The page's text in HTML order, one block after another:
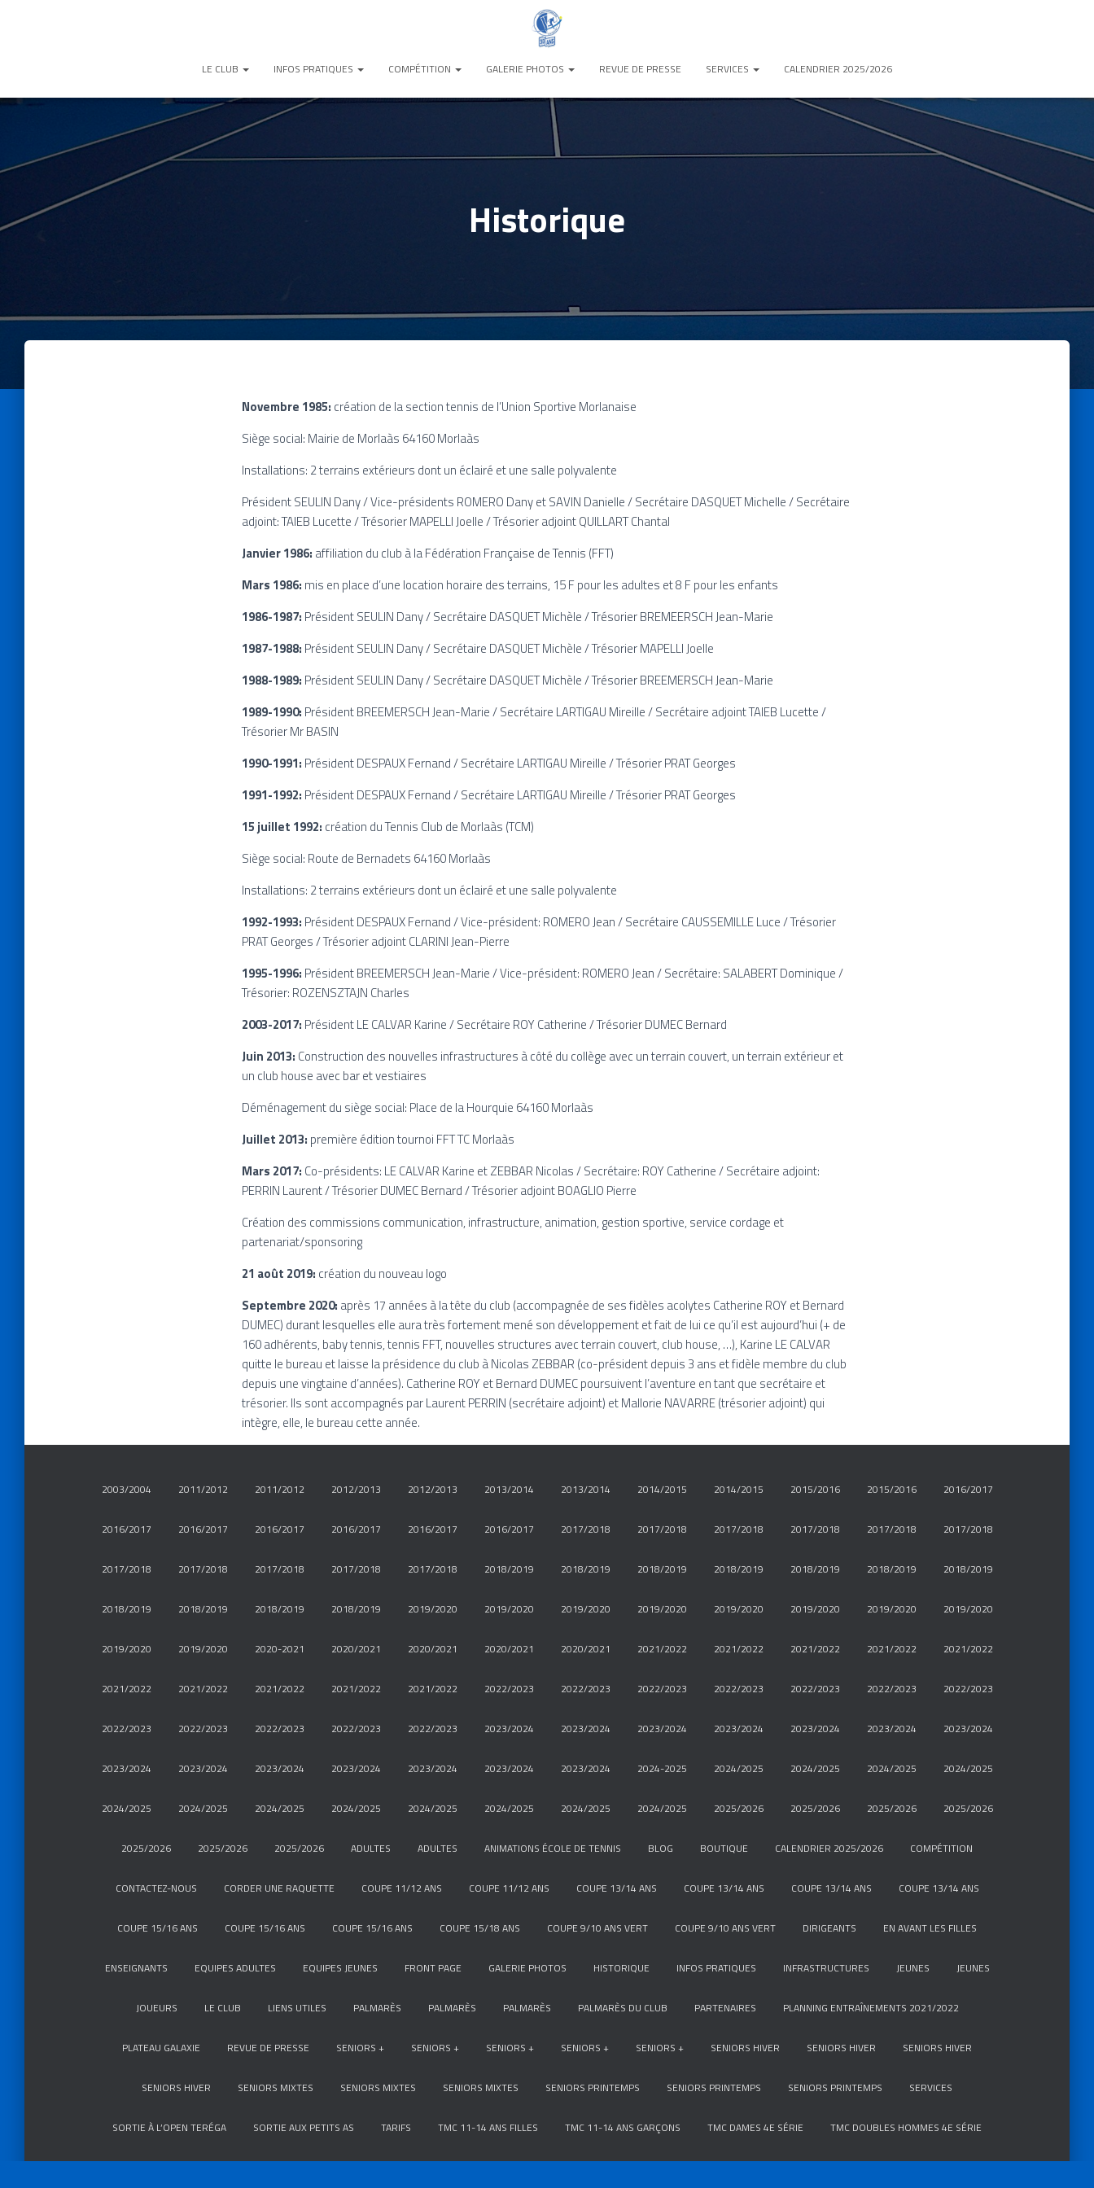
LE CLUB INFOS PRATIQUES COMPÉTITION GALERIE PHOTOS REVUE DE PRESSE SERVICES CALENDRIER 2025/2026
Historique
Novembre 1985: création de la section tennis de l’Union Sportive Morlanaise
Siège social: Mairie de Morlaàs 64160 Morlaàs
Installations: 2 terrains extérieurs dont un éclairé et une salle polyvalente
Président SEULIN Dany / Vice-présidents ROMERO Dany et SAVIN Danielle / Secrétaire DASQUET Michelle / Secrétaire
adjoint: TAIEB Lucette / Trésorier MAPELLI Joelle / Trésorier adjoint QUILLART Chantal
Janvier 1986: affiliation du club à la Fédération Française de Tennis (FFT)
Mars 1986: mis en place d’une location horaire des terrains, 15 F pour les adultes et 8 F pour les enfants
1986-1987: Président SEULIN Dany / Secrétaire DASQUET Michèle / Trésorier BREMEERSCH Jean-Marie
1987-1988: Président SEULIN Dany / Secrétaire DASQUET Michèle / Trésorier MAPELLI Joelle
1988-1989: Président SEULIN Dany / Secrétaire DASQUET Michèle / Trésorier BREEMERSCH Jean-Marie
1989-1990: Président BREEMERSCH Jean-Marie / Secrétaire LARTIGAU Mireille / Secrétaire adjoint TAIEB Lucette /
Trésorier Mr BASIN
1990-1991: Président DESPAUX Fernand / Secrétaire LARTIGAU Mireille / Trésorier PRAT Georges
1991-1992: Président DESPAUX Fernand / Secrétaire LARTIGAU Mireille / Trésorier PRAT Georges
15 juillet 1992: création du Tennis Club de Morlaàs (TCM)
Siège social: Route de Bernadets 64160 Morlaàs
Installations: 2 terrains extérieurs dont un éclairé et une salle polyvalente
1992-1993: Président DESPAUX Fernand / Vice-président: ROMERO Jean / Secrétaire CAUSSEMILLE Luce / Trésorier
PRAT Georges / Trésorier adjoint CLARINI Jean-Pierre
1995-1996: Président BREEMERSCH Jean-Marie / Vice-président: ROMERO Jean / Secrétaire: SALABERT Dominique /
Trésorier: ROZENSZTAJN Charles
2003-2017: Président LE CALVAR Karine / Secrétaire ROY Catherine / Trésorier DUMEC Bernard
Juin 2013: Construction des nouvelles infrastructures à côté du collège avec un terrain couvert, un terrain extérieur et
un club house avec bar et vestiaires
Déménagement du siège social: Place de la Hourquie 64160 Morlaàs
Juillet 2013: première édition tournoi FFT TC Morlaàs
Mars 2017: Co-présidents: LE CALVAR Karine et ZEBBAR Nicolas / Secrétaire: ROY Catherine / Secrétaire adjoint:
PERRIN Laurent / Trésorier DUMEC Bernard / Trésorier adjoint BOAGLIO Pierre
Création des commissions communication, infrastructure, animation, gestion sportive, service cordage et
partenariat/sponsoring
21 août 2019: création du nouveau logo
Septembre 2020: après 17 années à la tête du club (accompagnée de ses fidèles acolytes Catherine ROY et Bernard
DUMEC) durant lesquelles elle aura très fortement mené son développement et fait de lui ce qu’il est aujourd’hui (+ de
160 adhérents, baby tennis, tennis FFT, nouvelles structures avec terrain couvert, club house, …), Karine LE CALVAR
quitte le bureau et laisse la présidence du club à Nicolas ZEBBAR (co-président depuis 3 ans et fidèle membre du club
depuis une vingtaine d’années). Catherine ROY et Bernard DUMEC poursuivent l’aventure en tant que secrétaire et
trésorier. Ils sont accompagnés par Laurent PERRIN (secrétaire adjoint) et Mallorie NAVARRE (trésorier adjoint) qui
intègre, elle, le bureau cette année.
2003/2004 2011/2012 2011/2012 2012/2013 2012/2013 2013/2014 2013/2014 2014/2015 2014/2015 2015/2016 2015/2016 2016/2017
2016/2017 2016/2017 2016/2017 2016/2017 2016/2017 2016/2017 2017/2018 2017/2018 2017/2018 2017/2018 2017/2018 2017/2018
2017/2018 2017/2018 2017/2018 2017/2018 2017/2018 2018/2019 2018/2019 2018/2019 2018/2019 2018/2019 2018/2019 2018/2019
2018/2019 2018/2019 2018/2019 2018/2019 2019/2020 2019/2020 2019/2020 2019/2020 2019/2020 2019/2020 2019/2020 2019/2020
2019/2020 2019/2020 2020-2021 2020/2021 2020/2021 2020/2021 2020/2021 2021/2022 2021/2022 2021/2022 2021/2022 2021/2022
2021/2022 2021/2022 2021/2022 2021/2022 2021/2022 2022/2023 2022/2023 2022/2023 2022/2023 2022/2023 2022/2023 2022/2023
2022/2023 2022/2023 2022/2023 2022/2023 2022/2023 2023/2024 2023/2024 2023/2024 2023/2024 2023/2024 2023/2024 2023/2024
2023/2024 2023/2024 2023/2024 2023/2024 2023/2024 2023/2024 2023/2024 2024-2025 2024/2025 2024/2025 2024/2025 2024/2025
2024/2025 2024/2025 2024/2025 2024/2025 2024/2025 2024/2025 2024/2025 2024/2025 2025/2026 2025/2026 2025/2026 2025/2026
2025/2026 2025/2026 2025/2026 ADULTES ADULTES ANIMATIONS ÉCOLE DE TENNIS BLOG BOUTIQUE CALENDRIER 2025/2026 COMPÉTITION
CONTACTEZ-NOUS CORDER UNE RAQUETTE COUPE 11/12 ANS COUPE 11/12 ANS COUPE 13/14 ANS COUPE 13/14 ANS COUPE 13/14 ANS COUPE 13/14 ANS
COUPE 15/16 ANS COUPE 15/16 ANS COUPE 15/16 ANS COUPE 15/18 ANS COUPE 9/10 ANS VERT COUPE 9/10 ANS VERT DIRIGEANTS EN AVANT LES FILLES
ENSEIGNANTS EQUIPES ADULTES EQUIPES JEUNES FRONT PAGE GALERIE PHOTOS HISTORIQUE INFOS PRATIQUES INFRASTRUCTURES JEUNES JEUNES
JOUEURS LE CLUB LIENS UTILES PALMARÈS PALMARÈS PALMARÈS PALMARÈS DU CLUB PARTENAIRES PLANNING ENTRAÎNEMENTS 2021/2022
PLATEAU GALAXIE REVUE DE PRESSE SENIORS + SENIORS + SENIORS + SENIORS + SENIORS + SENIORS HIVER SENIORS HIVER SENIORS HIVER
SENIORS HIVER SENIORS MIXTES SENIORS MIXTES SENIORS MIXTES SENIORS PRINTEMPS SENIORS PRINTEMPS SENIORS PRINTEMPS SERVICES
SORTIE À L’OPEN TERÉGA SORTIE AUX PETITS AS TARIFS TMC 11-14 ANS FILLES TMC 11-14 ANS GARÇONS TMC DAMES 4E SÉRIE TMC DOUBLES HOMMES 4E SÉRIE